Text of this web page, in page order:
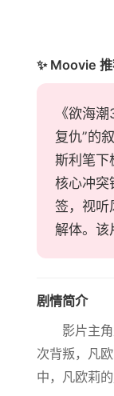
✨ Moovie
《欲海
复仇”的
斯利笔下
核心冲突
签，视听
解体。该
剧情简介
影片主
次背叛，凡
中，凡欧莉